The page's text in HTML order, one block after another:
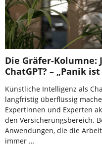
Die Gräfer-Kolumne:
ChatGPT? – „Panik
Künstliche Intelligenz als
langfristig überflüssig
Expertinnen und Experten
den Versicherungsbereich.
Anwendungen, die die
immer …